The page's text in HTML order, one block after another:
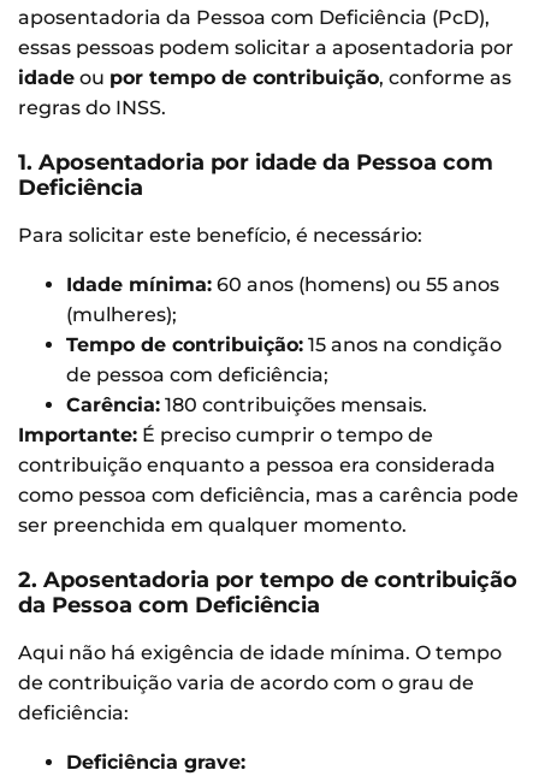
aposentadoria da Pessoa com Deficiência (PcD),
essas pessoas podem solicitar a aposentadoria por
idade ou por tempo de contribuição, conforme as
regras do INSS.
1. Aposentadoria por idade da Pessoa com
Deficiência
Para solicitar este benefício, é necessário:
Idade mínima: 60 anos (homens) ou 55 anos
(mulheres);
Tempo de contribuição: 15 anos na condição
de pessoa com deficiência;
Carência: 180 contribuições mensais.
Importante: É preciso cumprir o tempo de
contribuição enquanto a pessoa era considerada
como pessoa com deficiência, mas a carência pode
ser preenchida em qualquer momento.
2. Aposentadoria por tempo de contribuição
da Pessoa com Deficiência
Aqui não há exigência de idade mínima. O tempo
de contribuição varia de acordo com o grau de
deficiência:
Deficiência grave: